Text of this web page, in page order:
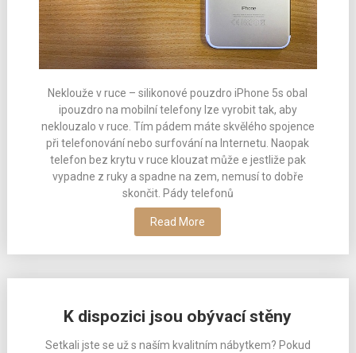
Neklouže v ruce – silikonové pouzdro iPhone 5s obal
ipouzdro na mobilní telefony lze vyrobit tak, aby
neklouzalo v ruce. Tím pádem máte skvělého spojence
při telefonování nebo surfování na Internetu. Naopak
telefon bez krytu v ruce klouzat může e jestliže pak
vypadne z ruky a spadne na zem, nemusí to dobře
skončit. Pády telefonů
Read More
K dispozici jsou obývací stěny
Setkali jste se už s naším kvalitním nábytkem? Pokud